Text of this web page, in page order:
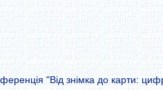
"Від знімка до карти: